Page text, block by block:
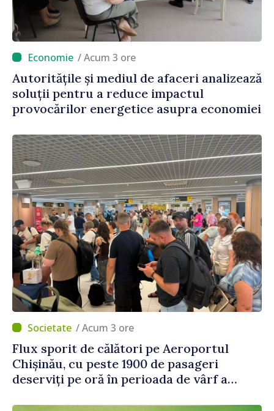
/ Acum 3 ore
Autoritățile și mediul de afaceri analizează
soluții pentru a reduce impactul
provocărilor energetice asupra economiei
/ Acum 3 ore
Flux sporit de călători pe Aeroportul
Chișinău, cu peste 1900 de pasageri
deserviți pe oră în perioada de vârf a